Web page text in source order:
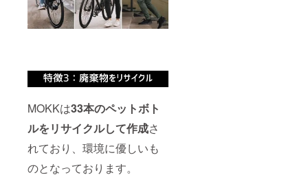
MOKKは33本のペットボト
ルをリサイクルして作成さ
れており、環境に優しいも
のとなっております。